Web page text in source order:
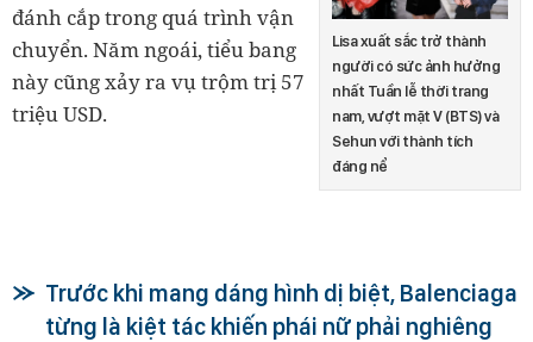
Lisa xuất sắc trở thành
người có sức ảnh hưởng
nhất Tuần lễ thời trang
nam, vượt mặt V (BTS) và
Sehun với thành tích
đáng nể
đánh cắp trong quá trình vận
chuyển. Năm ngoái, tiểu bang
này cũng xảy ra vụ trộm trị 57
triệu USD.
Trước khi mang dáng hình dị biệt, Balenciaga
từng là kiệt tác khiến phái nữ phải nghiêng